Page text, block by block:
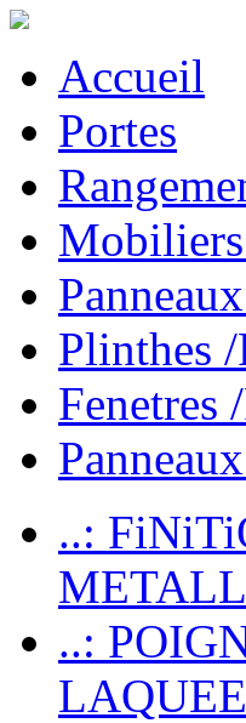
Accueil
Portes
Plinthes
Fenetres
..:
..: